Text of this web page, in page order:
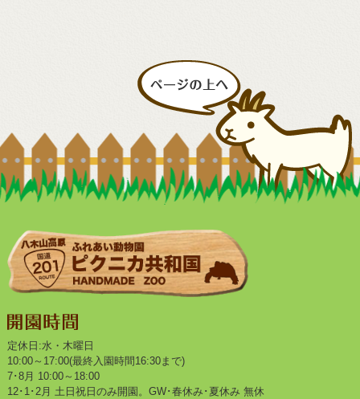
定休日:水・木曜日
10:00～17:00(最終入園時間16:30まで)
7･8月 10:00～18:00
12･1･2月 土日祝日のみ開園。GW･春休み･夏休み 無休